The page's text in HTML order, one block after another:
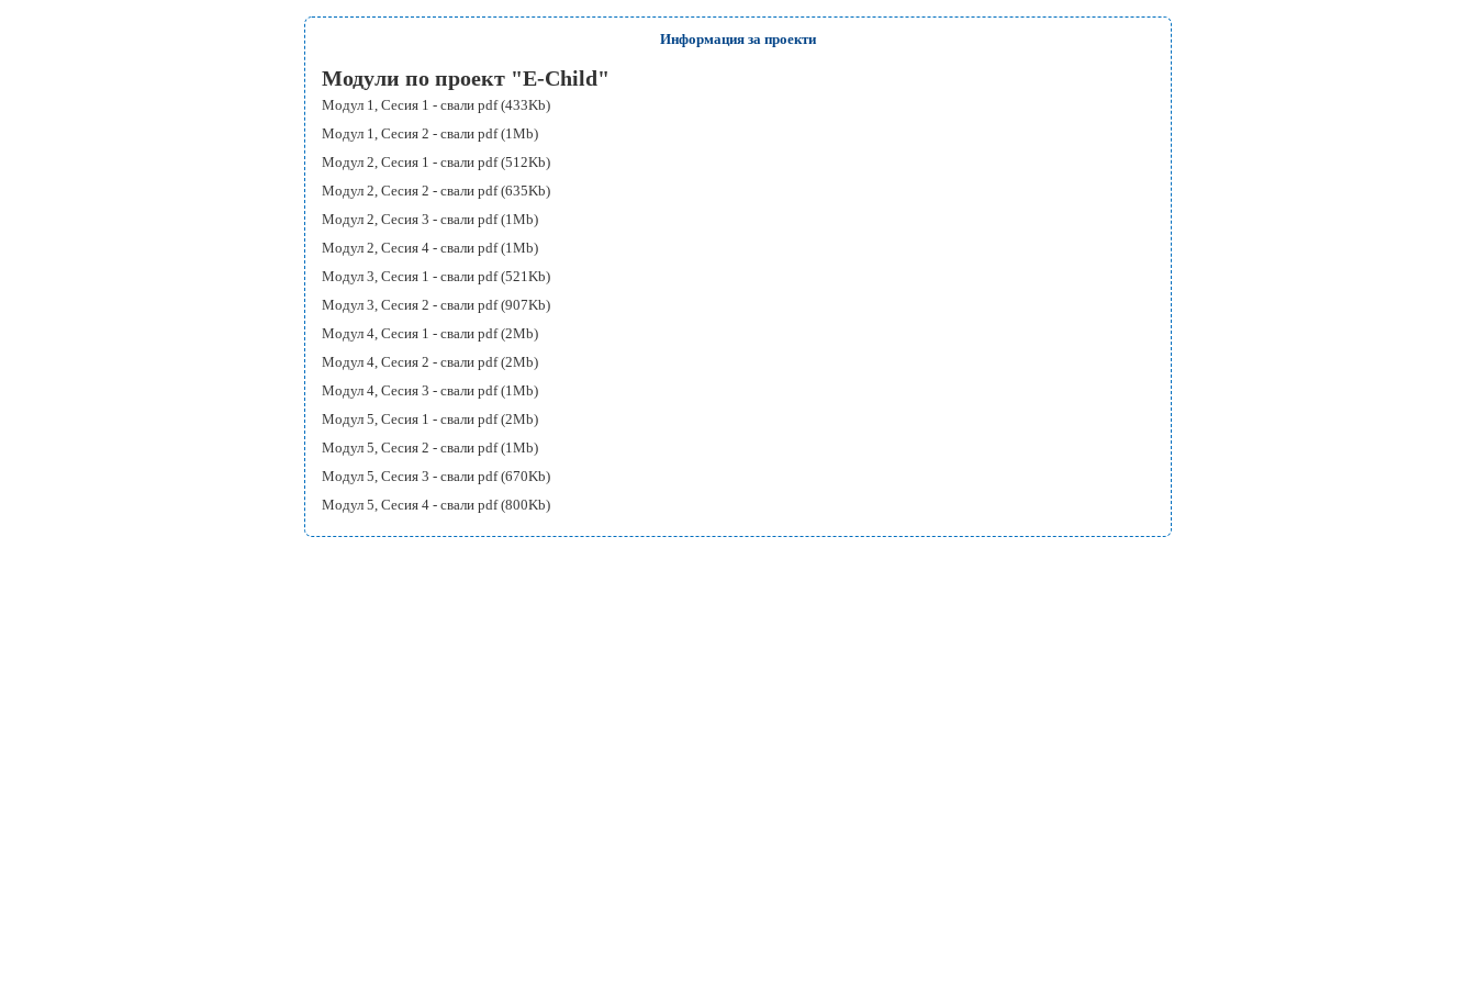
Информация за проекти
Модули по проект "E-Child"
Модул 1, Сесия 1 - свали pdf (433Kb)
Модул 1, Сесия 2 - свали pdf (1Mb)
Модул 2, Сесия 1 - свали pdf (512Kb)
Модул 2, Сесия 2 - свали pdf (635Kb)
Модул 2, Сесия 3 - свали pdf (1Mb)
Модул 2, Сесия 4 - свали pdf (1Mb)
Модул 3, Сесия 1 - свали pdf (521Kb)
Модул 3, Сесия 2 - свали pdf (907Kb)
Модул 4, Сесия 1 - свали pdf (2Mb)
Модул 4, Сесия 2 - свали pdf (2Mb)
Модул 4, Сесия 3 - свали pdf (1Mb)
Модул 5, Сесия 1 - свали pdf (2Mb)
Модул 5, Сесия 2 - свали pdf (1Mb)
Модул 5, Сесия 3 - свали pdf (670Kb)
Модул 5, Сесия 4 - свали pdf (800Kb)